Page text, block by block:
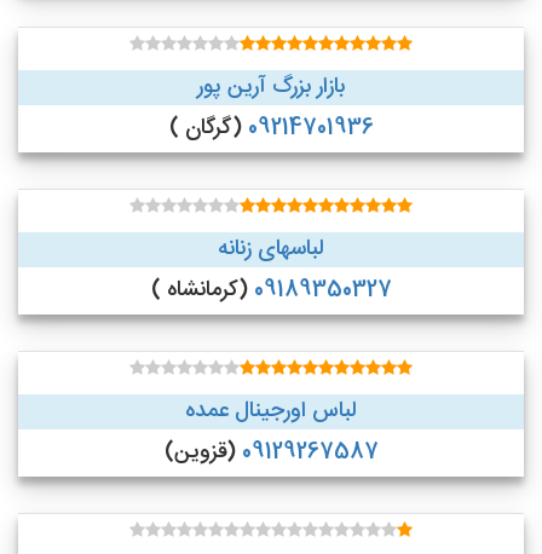
بازار بزرگ آرین پور
09214701936 (گرگان )
لباسهای زنانه
09189350327 (کرمانشاه )
لباس اورجینال عمده
09129267587 (قزوین)